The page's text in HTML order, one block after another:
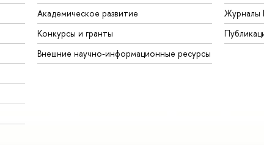
Академическое развитие
Конкурсы и гранты
Внешние научно-информационные ресурсы